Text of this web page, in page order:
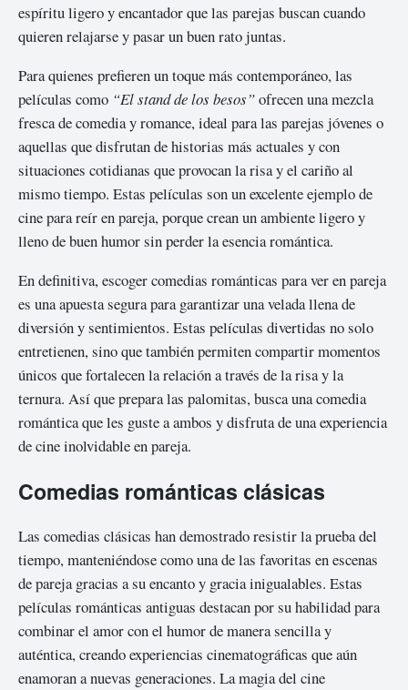
espíritu ligero y encantador que las parejas buscan cuando
quieren relajarse y pasar un buen rato juntas.
Para quienes prefieren un toque más contemporáneo, las
películas como “El stand de los besos”ofrecen una mezcla
fresca de comedia y romance, ideal para las parejas jóvenes o
aquellas que disfrutan de historias más actuales y con
situaciones cotidianas que provocan la risa y el cariño al
mismo tiempo. Estas películas son un excelente ejemplo de
cine para reír en pareja, porque crean un ambiente ligero y
lleno de buen humor sin perder la esencia romántica.
En definitiva, escoger comedias románticas para ver en pareja
es una apuesta segura para garantizar una velada llena de
diversión y sentimientos. Estas películas divertidas no solo
entretienen, sino que también permiten compartir momentos
únicos que fortalecen la relación a través de la risa y la
ternura. Así que prepara las palomitas, busca una comedia
romántica que les guste a ambos y disfruta de una experiencia
de cine inolvidable en pareja.
Comedias románticas clásicas
Las comedias clásicas han demostrado resistir la prueba del
tiempo, manteniéndose como una de las favoritas en escenas
de pareja gracias a su encanto y gracia inigualables. Estas
películas románticas antiguas destacan por su habilidad para
combinar el amor con el humor de manera sencilla y
auténtica, creando experiencias cinematográficas que aún
enamoran a nuevas generaciones. La magia del cine